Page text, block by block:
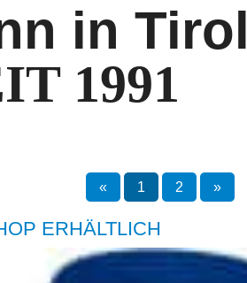
in Tirol
1991
« 1 2 »
ERHÄLTLICH